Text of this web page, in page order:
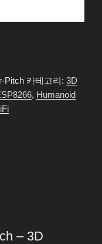
Pitch 카테고리: 3D
, Humanoid
– 3D